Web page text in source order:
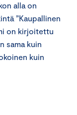
alla on
”Kaupallinen
on kirjoitettu
sama kuin
kuin